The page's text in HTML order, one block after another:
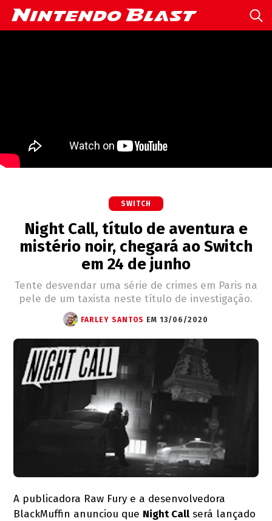
SWITCH
Night Call, título de aventura e
mistério noir, chegará ao Switch
em 24 de junho
Tente desvendar uma série de crimes em Paris na
pele de um taxista neste título de investigação.
FARLEY SANTOS EM 13/06/2020
A publicadora Raw Fury e a desenvolvedora
BlackMuffin anunciou que Night Call será lançado